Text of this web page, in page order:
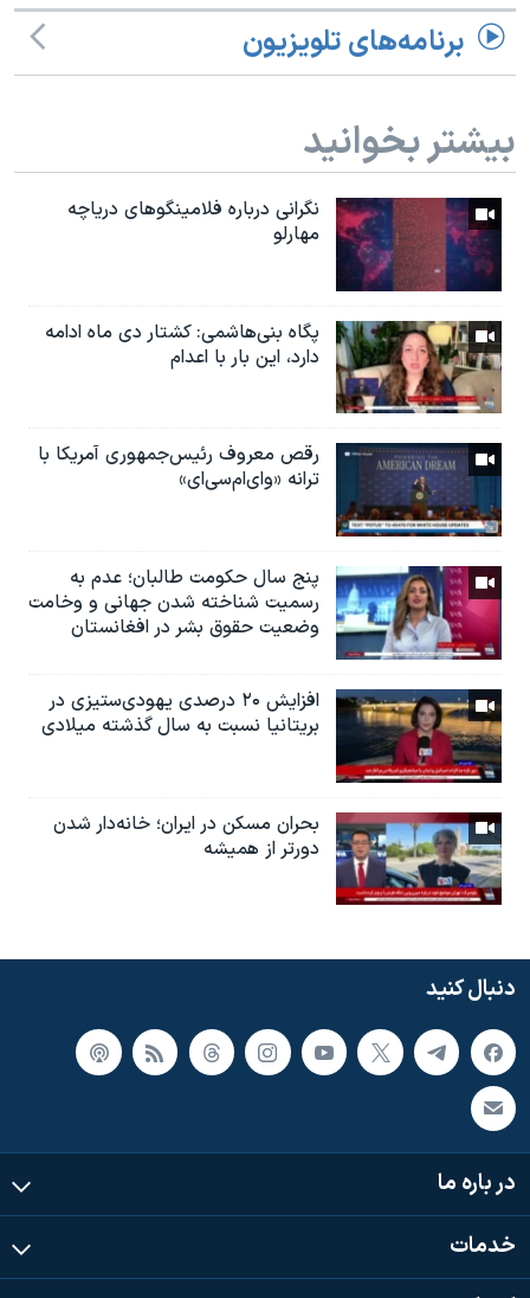
برنامه‌های تلویزیون
بیشتر بخوانید
نگرانی درباره فلامینگوهای دریاچه
مهارلو
پگاه بنی‌هاشمی: کشتار دی ماه ادامه
دارد، این بار با اعدام
رقص معروف رئیس‌جمهوری آمریکا با
ترانه «وای‌ام‌سی‌ای»
پنج سال حکومت طالبان؛ عدم به
رسمیت شناخته شدن جهانی و وخامت
وضعیت حقوق بشر در افغانستان
افزایش ۲۰ درصدی یهودی‌ستیزی در
بریتانیا نسبت به سال گذشته میلادی
بحران مسکن در ایران؛ خانه‌دار شدن
دورتر از همیشه
دنبال کنید
در باره ما
خدمات